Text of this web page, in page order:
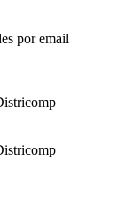
por email